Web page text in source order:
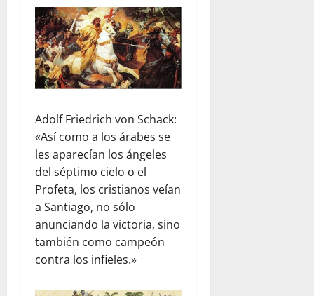
Adolf Friedrich von Schack:
«Así como a los árabes se
les aparecían los ángeles
del séptimo cielo o el
Profeta, los cristianos veían
a Santiago, no sólo
anunciando la victoria, sino
también como campeón
contra los infieles.»